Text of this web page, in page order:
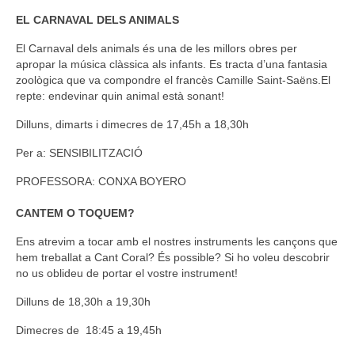
Activitats
Horaris
Horaris curs 2026/2027
EL CARNAVAL DELS ANIMALS
El Carnaval dels animals és una de les millors obres per
apropar la música clàssica als infants. Es tracta d’una fantasia
zoològica que va compondre el francès Camille Saint-Saëns.El
repte: endevinar quin animal està sonant!
Dilluns, dimarts i dimecres de 17,45h a 18,30h
Per a: SENSIBILITZACIÓ
PROFESSORA: CONXA BOYERO
CANTEM O TOQUEM?
Ens atrevim a tocar amb el nostres instruments les cançons que
hem treballat a Cant Coral? És possible? Si ho voleu descobrir
no us oblideu de portar el vostre instrument!
Dilluns de 18,30h a 19,30h
Dimecres de 18:45 a 19,45h